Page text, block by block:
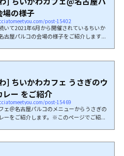
の様子
post-15402
いて2021年6月から開催されているちいか
古屋パルコの会場の様子をご紹介します...
] ちいかわカフェ うさぎのウ
レー をご紹介
post-15469
ェ＠名古屋パルコのメニューからうさぎの
ーをご紹介します。※このページでご紹...